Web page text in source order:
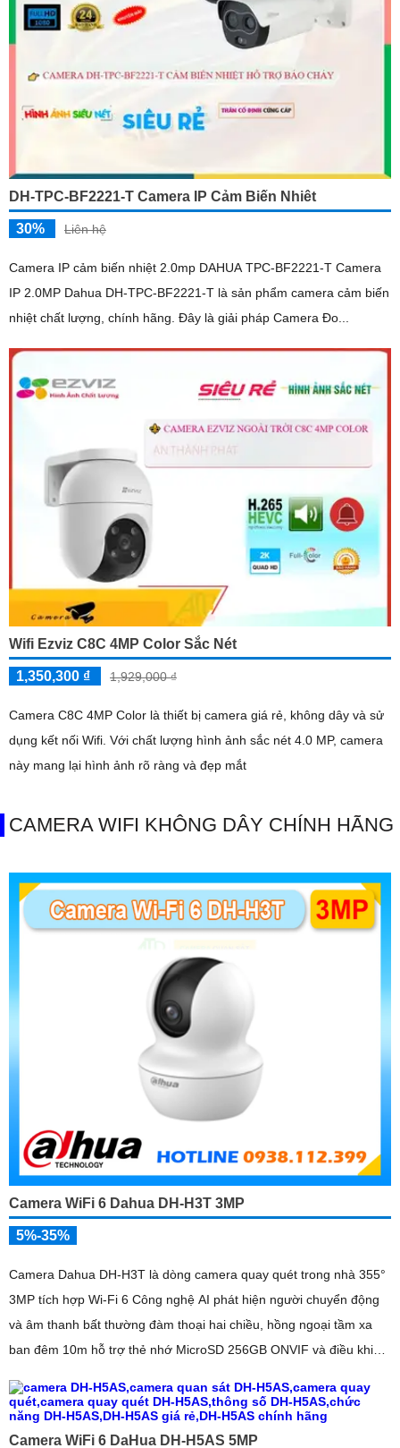
DH-TPC-BF2221-T Camera IP Cảm Biến Nhiêt
30% Liên hệ
Camera IP cảm biến nhiệt 2.0mp DAHUA TPC-BF2221-T Camera
IP 2.0MP Dahua DH-TPC-BF2221-T là sản phẩm camera cảm biến
nhiệt chất lượng, chính hãng. Đây là giải pháp Camera Đo...
Wifi Ezviz C8C 4MP Color Sắc Nét
1,350,300 ₫ 1,929,000 ₫
Camera C8C 4MP Color là thiết bị camera giá rẻ, không dây và sử
dụng kết nối Wifi. Với chất lượng hình ảnh sắc nét 4.0 MP, camera
này mang lại hình ảnh rõ ràng và đẹp mắt
CAMERA WIFI KHÔNG DÂY CHÍNH HÃNG
Camera WiFi 6 Dahua DH-H3T 3MP
5%-35%
Camera Dahua DH-H3T là dòng camera quay quét trong nhà 355°
3MP tích hợp Wi-Fi 6 Công nghệ AI phát hiện người chuyển động
và âm thanh bất thường đàm thoại hai chiều, hồng ngoại tầm xa
ban đêm 10m hỗ trợ thẻ nhớ MicroSD 256GB ONVIF và điều khiển
Camera WiFi 6 DaHua DH-H5AS 5MP